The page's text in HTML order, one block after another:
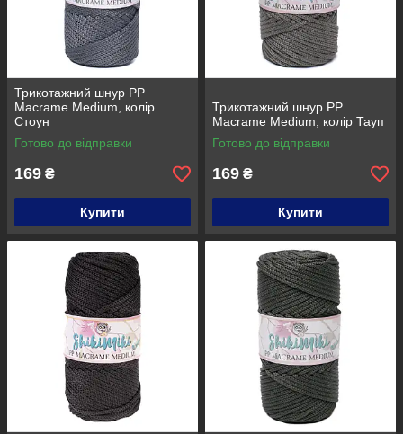
Трикотажний шнур PP
Macrame Medium, колір
Стоун
Готово до відправки
169 ₴
Купити
Трикотажний шнур PP
Macrame Medium, колір Тауп
Готово до відправки
169 ₴
Купити